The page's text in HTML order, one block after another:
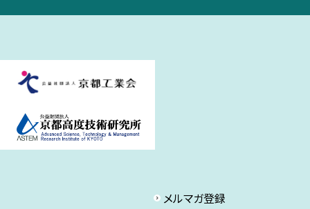
メルマガ登録